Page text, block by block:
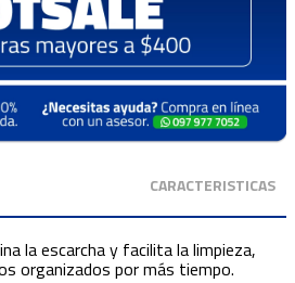
CARACTERISTICAS
la escarcha y facilita la limpieza,
organizados por más tiempo.